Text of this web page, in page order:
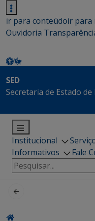
ir para conteúdoir para
Ouvidoria
SED
Secretaria de Estado de
Institucional
Informativos
Fale
Pesquisar
por: